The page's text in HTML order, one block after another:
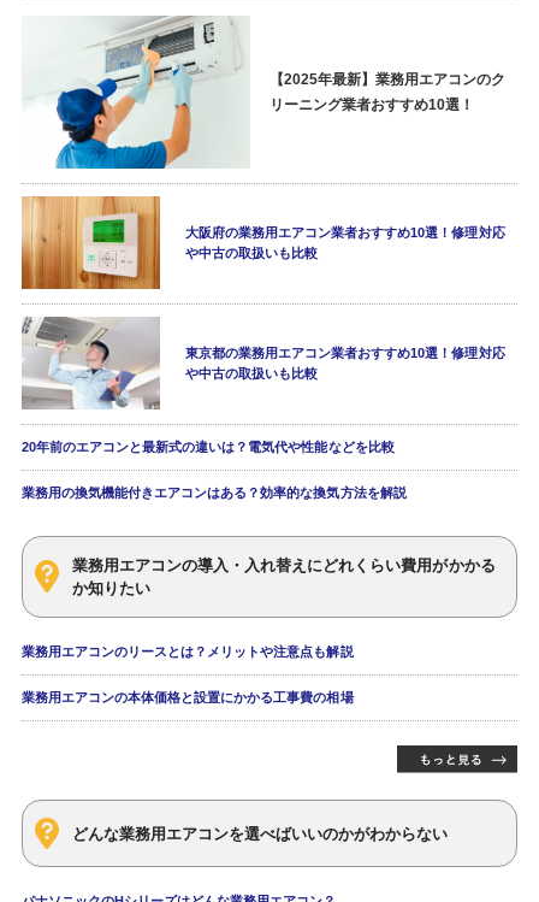
【2025年最新】業務用エアコンのク
リーニング業者おすすめ10選！
大阪府の業務用エアコン業者おすすめ10選！修理対応
や中古の取扱いも比較
東京都の業務用エアコン業者おすすめ10選！修理対応
や中古の取扱いも比較
20年前のエアコンと最新式の違いは？電気代や性能などを比較
業務用の換気機能付きエアコンはある？効率的な換気方法を解説
業務用エアコンの導入・入れ替えにどれくらい費用がかかる
か知りたい
業務用エアコンのリースとは？メリットや注意点も解説
業務用エアコンの本体価格と設置にかかる工事費の相場
どんな業務用エアコンを選べばいいのかがわからない